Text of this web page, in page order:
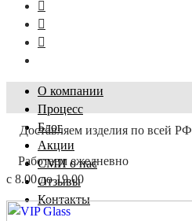
О компании
Процесс
Блог
Акции
СМИ о нас
Отзывы
Контакты
Доставляем изделия по всей РФ
Работаем ежедневно
с 8.00 до 19.00